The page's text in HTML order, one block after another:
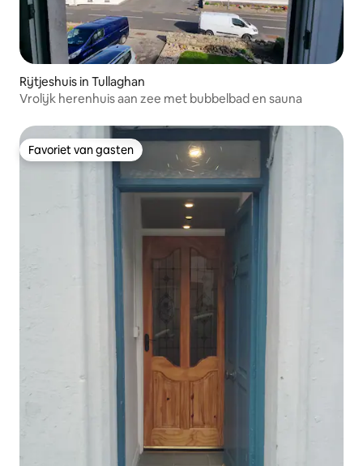
Rijtjeshuis in Tullaghan
Vrolijk herenhuis aan zee met bubbelbad en sauna
Favoriet van gasten
Favoriet van gasten